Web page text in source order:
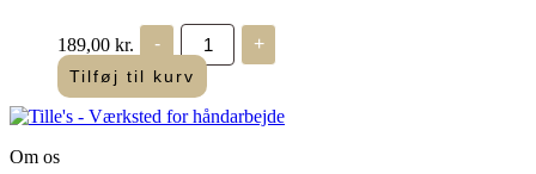
189,00 kr. -
Skal
vi
være
pennevenner
af
Louise
+
Tilføj til kurv
Om os